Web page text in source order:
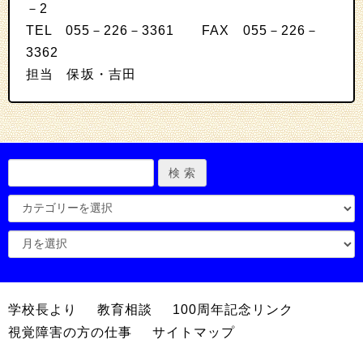
－2
TEL 055－226－3361 FAX 055－226－
3362
担当 保坂・吉田
学校長より 教育相談
100周年記念リンク
視覚障害の方の仕事
サイトマップ